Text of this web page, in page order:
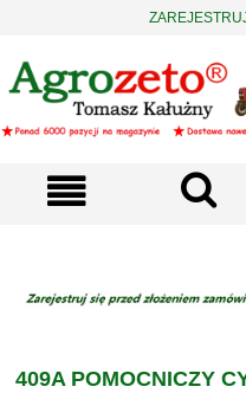
409A POMOCNICZY